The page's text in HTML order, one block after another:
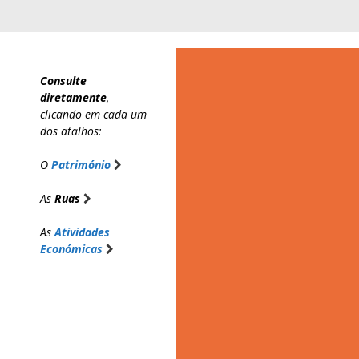
Consulte
diretamente,
clicando em cada um
dos atalhos:
O Património
As Ruas
AsAtividades
Económicas